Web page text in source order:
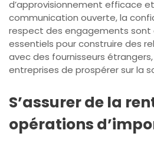
d’approvisionnement efficace
communication ouverte, la
respect des engagements sont
essentiels pour construire des
avec des fournisseurs
entreprises de prospérer sur la
S’assurer de la
opérations